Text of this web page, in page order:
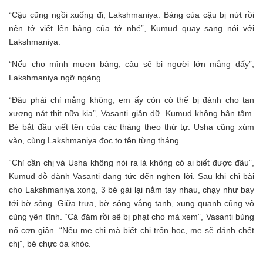
“Cậu cũng ngồi xuống đi, Lakshmaniya. Bảng của cậu bị nứt rồi
nên tớ viết lên bảng của tớ nhé”, Kumud quay sang nói với
Lakshmaniya.
“Nếu cho mình mượn bảng, cậu sẽ bị người lớn mắng đấy”,
Lakshmaniya ngỡ ngàng.
“Đâu phải chỉ mắng không, em ấy còn có thể bị đánh cho tan
xương nát thịt nữa kia”, Vasanti giận dữ. Kumud không bận tâm.
Bé bắt đầu viết tên của các tháng theo thứ tự. Usha cũng xúm
vào, cùng Lakshmaniya đọc to tên từng tháng.
“Chỉ cần chị và Usha không nói ra là không có ai biết được đâu”,
Kumud dỗ dành Vasanti đang tức đến nghẹn lời. Sau khi chỉ bài
cho Lakshmaniya xong, 3 bé gái lại nắm tay nhau, chạy như bay
tới bờ sông. Giữa trưa, bờ sông vắng tanh, xung quanh cũng vô
cùng yên tĩnh. “Cả đám rồi sẽ bị phạt cho mà xem”, Vasanti bùng
nổ cơn giận. “Nếu mẹ chị mà biết chị trốn học, mẹ sẽ đánh chết
chị”, bé chực òa khóc.